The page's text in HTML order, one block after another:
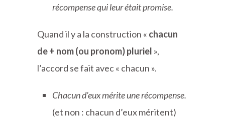
récompense qui leur était promise.
Quand il y a la construction « chacun
de + nom (ou pronom) pluriel »,
l’accord se fait avec « chacun ».
Chacun d’eux mérite une récompense.
(et non : chacun d’eux méritent)